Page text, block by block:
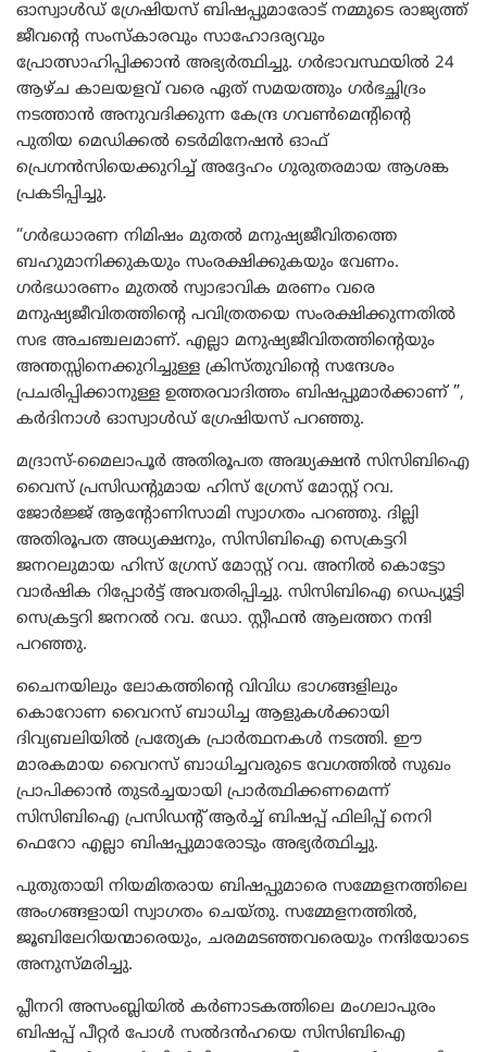
ഓസ്വാൾഡ് ഗ്രേഷിയസ് ബിഷപ്പുമാരോട് നമ്മുടെ രാജ്യത്ത്
ജീവന്റെ സംസ്കാരവും സാഹോദര്യവും
പ്രോത്സാഹിപ്പിക്കാൻ അഭ്യർത്ഥിച്ചു. ഗർഭാവസ്ഥയിൽ 24
ആഴ്ച കാലയളവ് വരെ ഏത് സമയത്തും ഗർഭച്ഛിദ്രം
നടത്താൻ അനുവദിക്കുന്ന കേന്ദ്ര ഗവൺമെന്റിന്റെ
പുതിയ മെഡിക്കൽ ടെർമിനേഷൻ ഓഫ്
പ്രെഗ്നൻസിയെക്കുറിച്ച് അദ്ദേഹം ഗുരുതരമായ ആശങ്ക
പ്രകടിപ്പിച്ചു.
“ഗർഭധാരണ നിമിഷം മുതൽ മനുഷ്യജീവിതത്തെ
ബഹുമാനിക്കുകയും സംരക്ഷിക്കുകയും വേണം.
ഗർഭധാരണം മുതൽ സ്വാഭാവിക മരണം വരെ
മനുഷ്യജീവിതത്തിന്റെ പവിത്രതയെ സംരക്ഷിക്കുന്നതിൽ
സഭ അചഞ്ചലമാണ്. എല്ലാ മനുഷ്യജീവിതത്തിന്റെയും
അന്തസ്സിനെക്കുറിച്ചുള്ള ക്രിസ്തുവിന്റെ സന്ദേശം
പ്രചരിപ്പിക്കാനുള്ള ഉത്തരവാദിത്തം ബിഷപ്പുമാർക്കാണ് ”,
കർദിനാൾ ഓസ്വാൾഡ് ഗ്രേഷിയസ് പറഞ്ഞു.
മദ്രാസ്-മൈലാപൂർ അതിരൂപത അദ്ധ്യക്ഷൻ സിസിബിഐ
വൈസ് പ്രസിഡന്റുമായ ഹിസ് ഗ്രേസ് മോസ്റ്റ് റവ.
ജോർജ്ജ് ആന്റോണിസാമി സ്വാഗതം പറഞ്ഞു. ദില്ലി
അതിരൂപത അധ്യക്ഷനും, സിസിബിഐ സെക്രട്ടറി
ജനറലുമായ ഹിസ് ഗ്രേസ് മോസ്റ്റ് റവ. അനിൽ കൊട്ടോ
വാർഷിക റിപ്പോർട്ട് അവതരിപ്പിച്ചു. സിസിബിഐ ഡെപ്യൂട്ടി
സെക്രട്ടറി ജനറൽ റവ. ഡോ. സ്റ്റീഫൻ ആലത്തറ നന്ദി
പറഞ്ഞു.
ചൈനയിലും ലോകത്തിന്റെ വിവിധ ഭാഗങ്ങളിലും
കൊറോണ വൈറസ് ബാധിച്ച ആളുകൾക്കായി
ദിവ്യബലിയിൽ പ്രത്യേക പ്രാർത്ഥനകൾ നടത്തി. ഈ
മാരകമായ വൈറസ് ബാധിച്ചവരുടെ വേഗത്തിൽ സുഖം
പ്രാപിക്കാൻ തുടർച്ചയായി പ്രാർത്ഥിക്കണമെന്ന്
സിസിബിഐ പ്രസിഡന്റ് ആർച്ച് ബിഷപ്പ് ഫിലിപ്പ് നെറി
ഫെറോ എല്ലാ ബിഷപ്പുമാരോടും അഭ്യർത്ഥിച്ചു.
പുതുതായി നിയമിതരായ ബിഷപ്പുമാരെ സമ്മേളനത്തിലെ
അംഗങ്ങളായി സ്വാഗതം ചെയ്തു. സമ്മേളനത്തിൽ,
ജൂബിലേറിയന്മാരെയും, ചരമമടഞ്ഞവരെയും നന്ദിയോടെ
അനുസ്മരിച്ചു.
പ്ലീനറി അസംബ്ലിയിൽ കർണാടകത്തിലെ മംഗലാപുരം
ബിഷപ്പ് പീറ്റർ പോൾ സൽദൻഹയെ സിസിബിഐ